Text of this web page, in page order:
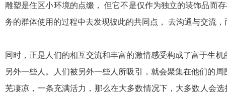
雕塑是住区小环境的点缀， 但它不是仅作为独立的装饰品而
务的群体使用的过程中去发现彼此的共同点， 去沟通与交流，
同时，正是人们的相互交流和丰富的激情感受构成了富于生
另外一些人。人们被另外一些人所吸引，就会聚集在他们的
芜凄凉，一条充满活力，那么在大多数情况下，大多数人会